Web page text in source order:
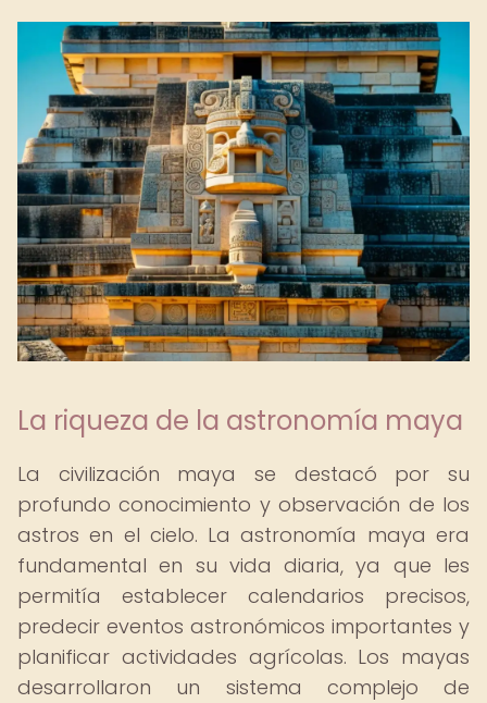
La riqueza de la astronomía maya
La civilización maya se destacó por su
profundo conocimiento y observación de los
astros en el cielo. La astronomía maya era
fundamental en su vida diaria, ya que les
permitía establecer calendarios precisos,
predecir eventos astronómicos importantes y
planificar actividades agrícolas. Los mayas
desarrollaron un sistema complejo de